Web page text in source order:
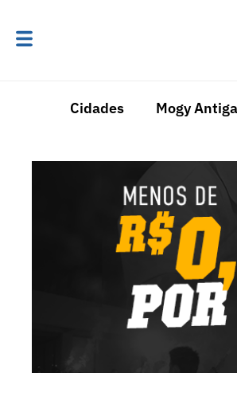
Cidades Mogy Antiga